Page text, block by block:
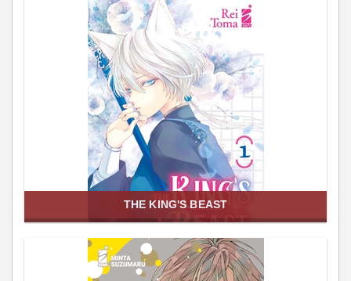
THE KING'S BEAST